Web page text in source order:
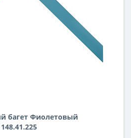
багет Фиолетовый
148.41.225